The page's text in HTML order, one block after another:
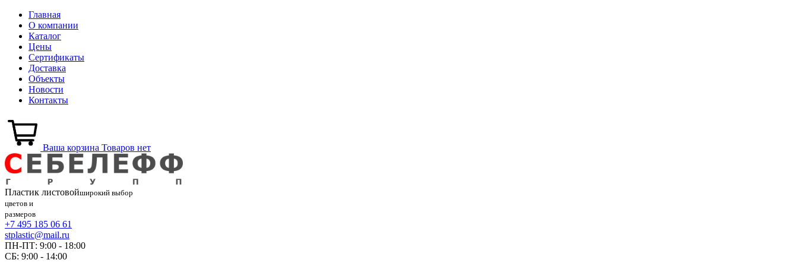
Главная
О компании
Каталог
Цены
Сертификаты
Доставка
Объекты
Новости
Контакты
Ваша корзина Товаров нет
Пластик листовойширокий выбор
цветов и
размеров
+7 495 185 06 61
stplastic@mail.ru
ПН-ПТ: 9:00 - 18:00
СБ: 9:00 - 14:00